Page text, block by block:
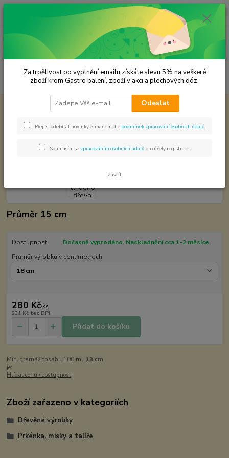
Menu
Hledat
ks
za 0,00 Kč
Dřevěné výrobky Miska z tvrdého dřeva
Miska z tvrdého dřeva
Průměr 15 cm
Dostupnost
Dočasně vyprodáno. Naskladnění cca 1-2 měsíce.
Průměr výrobku v centimetrech
280 Kč/ks
231 Kč bez DPH
Přidat do košíku
Min. gramáž obsahu 100 ml
je:
18 cm
Hlídat cenu / dostupnost
Zboží zařazeno v kategoriích
Dřevěné výrobky
Prkénka, misky a talíře
Za trpělivost po vyplnění emailu získáte slevu 5% na veškeré
zboží krom Gastro balení, zboží v akci a plechových dóz.
Odeslat
Přeji si odebírat novinky e-mailem dle podmínek zpracování osobních údajů
Souhlasím se zpracováním osobních údajů pro účely registrace.
Zavřít